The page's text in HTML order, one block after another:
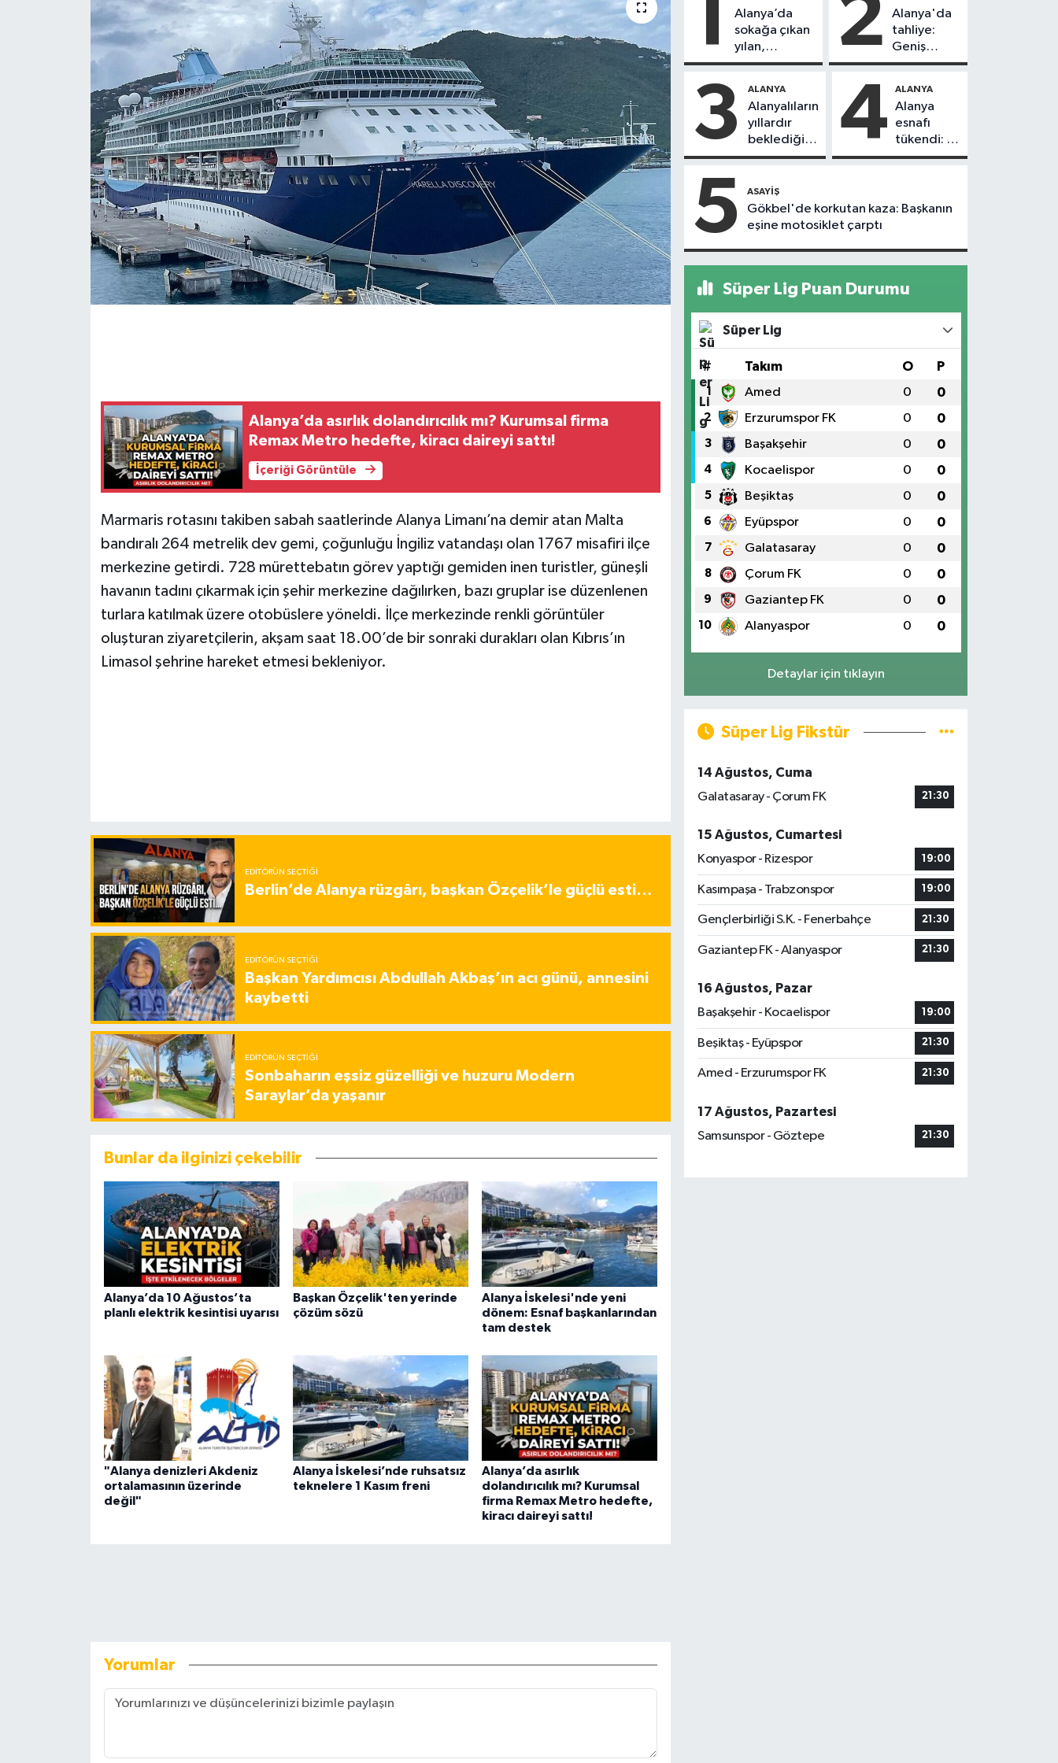
Alanya’da asırlık dolandırıcılık mı? Kurumsal firma
Remax Metro hedefte, kiracı daireyi sattı!
İçeriği Görüntüle
Marmaris rotasını takiben sabah saatlerinde Alanya Limanı’na demir atan Malta
bandıralı 264 metrelik dev gemi, çoğunluğu İngiliz vatandaşı olan 1767 misafiri ilçe
merkezine getirdi. 728 mürettebatın görev yaptığı gemiden inen turistler, güneşli
havanın tadını çıkarmak için şehir merkezine dağılırken, bazı gruplar ise düzenlenen
turlara katılmak üzere otobüslere yöneldi. İlçe merkezinde renkli görüntüler
oluşturan ziyaretçilerin, akşam saat 18.00’de bir sonraki durakları olan Kıbrıs’ın
Limasol şehrine hareket etmesi bekleniyor.
EDITÖRÜN SEÇTIĞI
Berlin’de Alanya rüzgârı, başkan Özçelik’le güçlü esti…
EDITÖRÜN SEÇTIĞI
Başkan Yardımcısı Abdullah Akbaş’ın acı günü, annesini
kaybetti
EDITÖRÜN SEÇTIĞI
Sonbaharın eşsiz güzelliği ve huzuru Modern
Saraylar’da yaşanır
Bunlar da ilginizi çekebilir
Alanya’da 10 Ağustos’ta
planlı elektrik kesintisi uyarısı
Başkan Özçelik'ten yerinde
çözüm sözü
Alanya İskelesi'nde yeni
dönem: Esnaf başkanlarından
tam destek
"Alanya denizleri Akdeniz
ortalamasının üzerinde
değil"
Alanya İskelesi’nde ruhsatsız
teknelere 1 Kasım freni
Alanya’da asırlık
dolandırıcılık mı? Kurumsal
firma Remax Metro hedefte,
kiracı daireyi sattı!
Yorumlar
1
Alanya’da
sokağa çıkan
yılan,
vatandaşı
2
Alanya'da
tahliye:
Geniş
güvenlik
alındı
3 ALANYA
Alanyalıların
yıllardır
beklediği
yol askıdan
4 ALANYA
Alanya
esnafı
tükendi: 1
ayda 150
5 ASAYIŞ
Gökbel'de korkutan kaza: Başkanın
eşine motosiklet çarptı
Süper Lig Puan Durumu
Süper Lig
# Takım O P
1 Amed 0 0
2 Erzurumspor FK 0 0
3 Başakşehir 0 0
4 Kocaelispor 0 0
5 Beşiktaş 0 0
6 Eyüpspor 0 0
7 Galatasaray 0 0
8 Çorum FK 0 0
9 Gaziantep FK 0 0
10 Alanyaspor 0 0
Detaylar için tıklayın
Süper Lig Fikstür
14 Ağustos, Cuma
Galatasaray - Çorum FK
21:30
15 Ağustos, Cumartesi
Konyaspor - Rizespor
19:00
Kasımpaşa - Trabzonspor 19:00
Gençlerbirliği S.K. - Fenerbahçe 21:30
Gaziantep FK - Alanyaspor 21:30
16 Ağustos, Pazar
Başakşehir - Kocaelispor
19:00
Beşiktaş - Eyüpspor 21:30
Amed - Erzurumspor FK 21:30
17 Ağustos, Pazartesi
Samsunspor - Göztepe
21:30